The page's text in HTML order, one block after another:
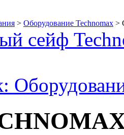
> Оборудование Technomax >
сейф